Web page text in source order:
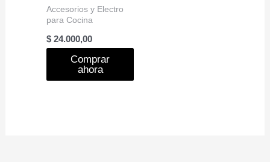
Accesorios y Electro
para Cocina
$ 24.000,00
Comprar
ahora